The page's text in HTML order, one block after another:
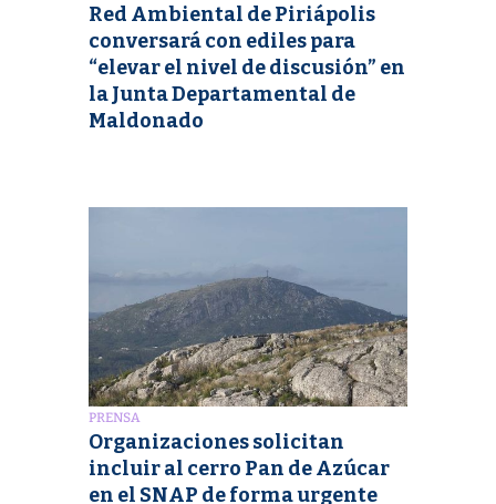
Red Ambiental de Piriápolis
conversará con ediles para
“elevar el nivel de discusión” en
la Junta Departamental de
Maldonado
PRENSA
Organizaciones solicitan
incluir al cerro Pan de Azúcar
en el SNAP de forma urgente